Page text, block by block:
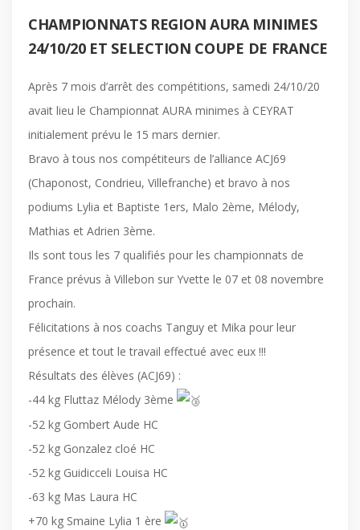
CHAMPIONNATS REGION AURA MINIMES
24/10/20 ET SELECTION COUPE DE FRANCE
Après 7 mois d’arrêt des compétitions, samedi 24/10/20
avait lieu le Championnat AURA minimes à CEYRAT
initialement prévu le 15 mars dernier.
Bravo à tous nos compétiteurs de l’alliance ACJ69
(Chaponost, Condrieu, Villefranche) et bravo à nos
podiums Lylia et Baptiste 1ers, Malo 2ème, Mélody,
Mathias et Adrien 3ème.
Ils sont tous les 7 qualifiés pour les championnats de
France prévus à Villebon sur Yvette le 07 et 08 novembre
prochain.
Félicitations à nos coachs Tanguy et Mika pour leur
présence et tout le travail effectué avec eux !!!
Résultats des élèves (ACJ69) :
-44 kg Fluttaz Mélody 3ème
-52 kg Gombert Aude HC
-52 kg Gonzalez cloé HC
-52 kg Guidicceli Louisa HC
-63 kg Mas Laura HC
+70 kg Smaine Lylia 1 ère